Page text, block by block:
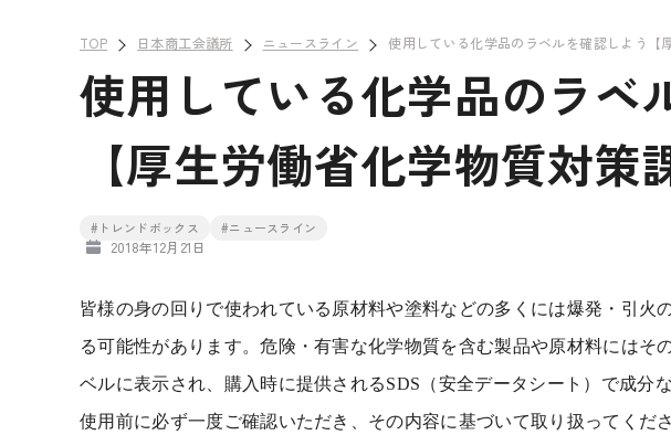
TOP 日本商工会議所 ニュースライン 使用している化学品のラベルを確認しよう【
使用している化学品のラベ
【厚生労働省化学物質対策
#トレンドボックス #ニュースライン
2018年12月21日
皆様の身の回りで使われている原材料や塗料などの多くには爆発・引火
る可能性があります。危険・有害な化学物質を含む製品や原材料にはそ
ベルに表示され、購入時に提供されるSDS （安全データシート）で成分
使用前に必ず一度ご確認いただき、その内容に基づいて取り扱ってくだ